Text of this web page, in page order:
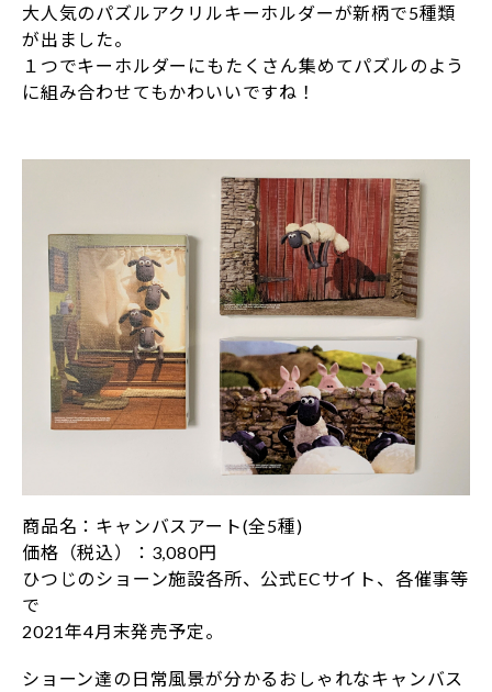
大人気のパズルアクリルキーホルダーが新柄で5種類
が出ました。
１つでキーホルダーにもたくさん集めてパズルのよう
に組み合わせてもかわいいですね！
商品名：キャンバスアート(全5種)
価格（税込）：3,080円
ひつじのショーン施設各所、公式ECサイト、各催事等
で
2021年4月末発売予定。
ショーン達の日常風景が分かるおしゃれなキャンバス